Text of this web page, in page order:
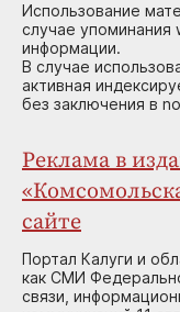
Использование
случае упоминания
информации.
В случае
активная
без заключения в
Реклама в
сайте
Портал Калуги и
как СМИ
связи,